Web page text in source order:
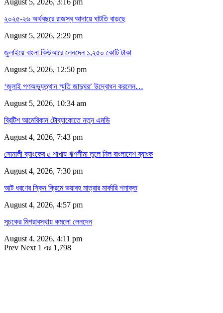
২০২৫-২৬ অর্থবছরে রাজস্ব আদায়ে ঘাটতি বাড়ছে
August 5, 2026, 2:29 pm
জুলাইয়ে বাংলা কিউআরে লেনদেন ১,২৫০ কোটি টাকা
August 5, 2026, 12:50 pm
‘জুলাই গণঅভ্যুত্থান স্মৃতি জাদুঘর’ উদ্বোধন করলেন…
August 5, 2026, 10:34 am
ব্রিটিশ আমেরিকান টোব্যাকোতে নতুন এমডি
August 4, 2026, 7:43 pm
সোনালী ব্যাংকের ৫ শাখায় ঋণসীমা তুলে নিল বাংলাদেশ ব্যাংক
August 4, 2026, 7:30 pm
আট ধরণের স্কিন ক্রিমে ভয়াবহ মাত্রার মার্কারি শনাক্ত
August 4, 2026, 4:57 pm
সূচকের মিশ্রাবস্থায় কমলো লেনদেন
August 4, 2026, 4:11 pm
Prev Next 1 এর 1,798